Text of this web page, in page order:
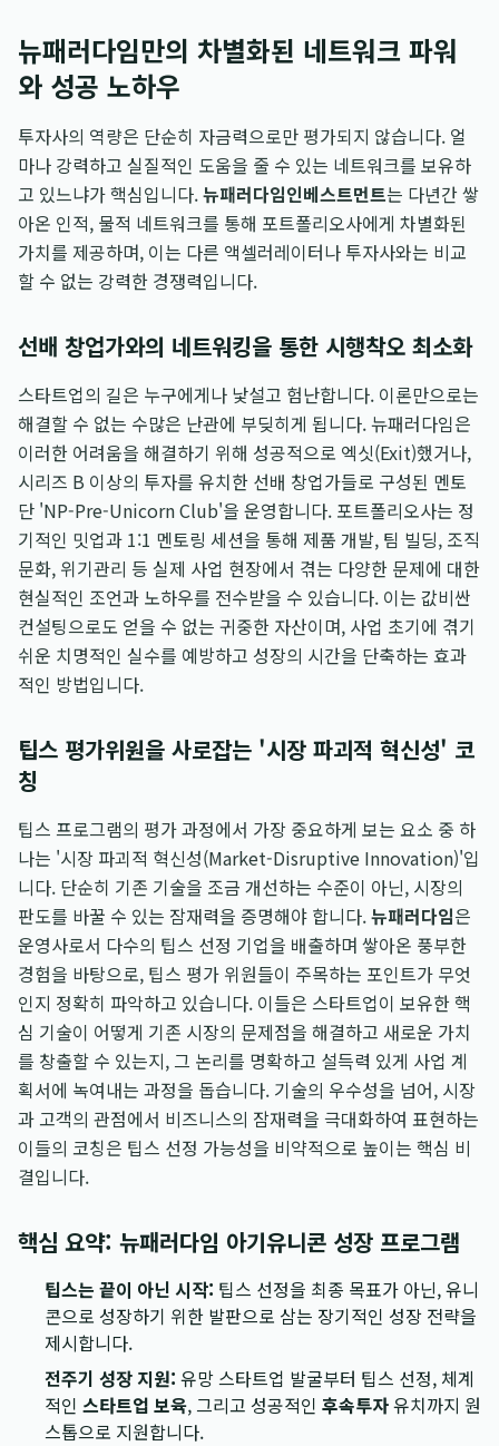
뉴패러다임만의 차별화된 네트워크 파워
와 성공 노하우
투자사의 역량은 단순히 자금력으로만 평가되지 않습니다. 얼
마나 강력하고 실질적인 도움을 줄 수 있는 네트워크를 보유하
고 있느냐가 핵심입니다.뉴패러다임인베스트먼트는 다년간 쌓
아온 인적, 물적 네트워크를 통해 포트폴리오사에게 차별화된
가치를 제공하며, 이는 다른 액셀러레이터나 투자사와는 비교
할 수 없는 강력한 경쟁력입니다.
선배 창업가와의 네트워킹을 통한 시행착오 최소화
스타트업의 길은 누구에게나 낯설고 험난합니다. 이론만으로는
해결할 수 없는 수많은 난관에 부딪히게 됩니다. 뉴패러다임은
이러한 어려움을 해결하기 위해 성공적으로 엑싯(Exit)했거나,
시리즈 B 이상의 투자를 유치한 선배 창업가들로 구성된 멘토
단 'NP-Pre-Unicorn Club'을 운영합니다. 포트폴리오사는 정
기적인 밋업과 1:1 멘토링 세션을 통해 제품 개발, 팀 빌딩, 조직
문화, 위기관리 등 실제 사업 현장에서 겪는 다양한 문제에 대한
현실적인 조언과 노하우를 전수받을 수 있습니다. 이는 값비싼
컨설팅으로도 얻을 수 없는 귀중한 자산이며, 사업 초기에 겪기
쉬운 치명적인 실수를 예방하고 성장의 시간을 단축하는 효과
적인 방법입니다.
팁스 평가위원을 사로잡는 '시장 파괴적 혁신성' 코
칭
팁스 프로그램의 평가 과정에서 가장 중요하게 보는 요소 중 하
나는 '시장 파괴적 혁신성(Market-Disruptive Innovation)'입
니다. 단순히 기존 기술을 조금 개선하는 수준이 아닌, 시장의
판도를 바꿀 수 있는 잠재력을 증명해야 합니다.뉴패러다임은
운영사로서 다수의 팁스 선정 기업을 배출하며 쌓아온 풍부한
경험을 바탕으로, 팁스 평가 위원들이 주목하는 포인트가 무엇
인지 정확히 파악하고 있습니다. 이들은 스타트업이 보유한 핵
심 기술이 어떻게 기존 시장의 문제점을 해결하고 새로운 가치
를 창출할 수 있는지, 그 논리를 명확하고 설득력 있게 사업 계
획서에 녹여내는 과정을 돕습니다. 기술의 우수성을 넘어, 시장
과 고객의 관점에서 비즈니스의 잠재력을 극대화하여 표현하는
이들의 코칭은 팁스 선정 가능성을 비약적으로 높이는 핵심 비
결입니다.
핵심 요약: 뉴패러다임 아기유니콘 성장 프로그램
팁스는 끝이 아닌 시작: 팁스 선정을 최종 목표가 아닌, 유니
콘으로 성장하기 위한 발판으로 삼는 장기적인 성장 전략을
제시합니다.
전주기 성장 지원: 유망 스타트업 발굴부터 팁스 선정, 체계
적인 스타트업 보육, 그리고 성공적인 후속투자유치까지 원
스톱으로 지원합니다.